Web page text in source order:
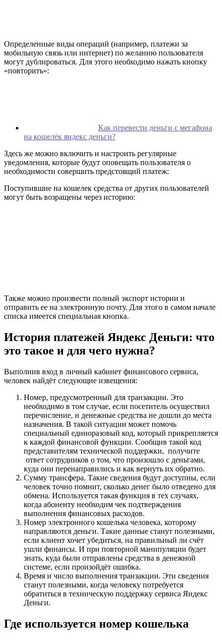
Определенные виды операций (например, платежи за
мобильную связь или интернет) по желанию пользователя
могут дублироваться. Для этого необходимо нажать кнопку
«повторить»:
Как перевести деньги с мегафона
на кошелёк яндекс деньги?
Здесь же можно включить и настроить регулярные
уведомления, которые будут оповещать пользователя о
необходимости совершить предстоящий платеж:
Поступившие на кошелек средства от других пользователей
могут быть возращены через историю:
Также можно произвести полный экспорт истории и
отправить ее на электронную почту. Для этого в самом начале
списка имеется специальная кнопка.
История платежей Яндекс Деньги: что
это такое и для чего нужна?
Выполнив вход в личный кабинет финансового сервиса,
человек найдёт следующие извещения:
Номер, предусмотренный для транзакции. Это
необходимо в том случае, если посетитель осуществил
перечисление, н денежные средства не дошли до места
назначения. В такой ситуации может помочь
специальный единоразовый код, который прикрепляется
к каждой финансовой функции. Сообщив такой код
представителям технической поддержки, получите
ответ сотрудников о том, что произошло с деньгами,
куда они перенаправились и как вернуть их обратно.
Сумму трансфера. Такие сведения будут доступны, если
человек точно помнит, сколько денег было отведено для
обмена. Используется такая функция в тех случаях,
когда абоненту необходим чек подтверждения
выполнения финансовых расходов.
Номер электронного кошелька человека, которому
направляются деньги. Такие данные станут полезными,
если клиент хочет убедиться, на правильный ли счёт
ушли финансы. И при повторной манипуляции будет
знать, куда были отправлены средства в денежной
системе, если произойдёт ошибка.
Время и число выполнения транзакции. Эти сведения
станут полезными, когда человеку потребуется
обратиться в техническую поддержку сервиса Яндекс
Деньги.
Где используется номер кошелька